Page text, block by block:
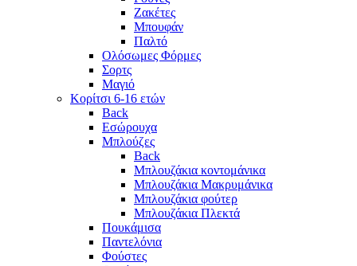
Ζακέτες
Μπουφάν
Παλτό
Ολόσωμες Φόρμες
Σορτς
Μαγιό
Κορίτσι 6-16 ετών
Back
Εσώρουχα
Μπλούζες
Back
Μπλουζάκια κοντομάνικα
Μπλουζάκια Μακρυμάνικα
Μπλουζάκια φούτερ
Μπλουζάκια Πλεκτά
Πουκάμισα
Παντελόνια
Φούστες